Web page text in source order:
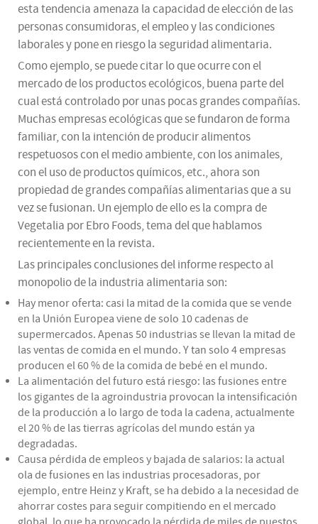
esta tendencia amenaza la capacidad de elección de las
personas consumidoras, el empleo y las condiciones
laborales y pone en riesgo la seguridad alimentaria.
Como ejemplo, se puede citar lo que ocurre con el
mercado de los productos ecológicos, buena parte del
cual está controlado por unas pocas grandes compañías.
Muchas empresas ecológicas que se fundaron de forma
familiar, con la intención de producir alimentos
respetuosos con el medio ambiente, con los animales,
con el uso de productos químicos, etc., ahora son
propiedad de grandes compañías alimentarias que a su
vez se fusionan. Un ejemplo de ello es la compra de
Vegetalia por Ebro Foods, tema del que hablamos
recientemente en la revista.
Las principales conclusiones del informe respecto al
monopolio de la industria alimentaria son:
Hay menor oferta: casi la mitad de la comida que se vende
en la Unión Europea viene de solo 10 cadenas de
supermercados. Apenas 50 industrias se llevan la mitad de
las ventas de comida en el mundo. Y tan solo 4 empresas
producen el 60 % de la comida de bebé en el mundo.
La alimentación del futuro está riesgo: las fusiones entre
los gigantes de la agroindustria provocan la intensificación
de la producción a lo largo de toda la cadena, actualmente
el 20 % de las tierras agrícolas del mundo están ya
degradadas.
Causa pérdida de empleos y bajada de salarios: la actual
ola de fusiones en las industrias procesadoras, por
ejemplo, entre Heinz y Kraft, se ha debido a la necesidad de
ahorrar costes para seguir compitiendo en el mercado